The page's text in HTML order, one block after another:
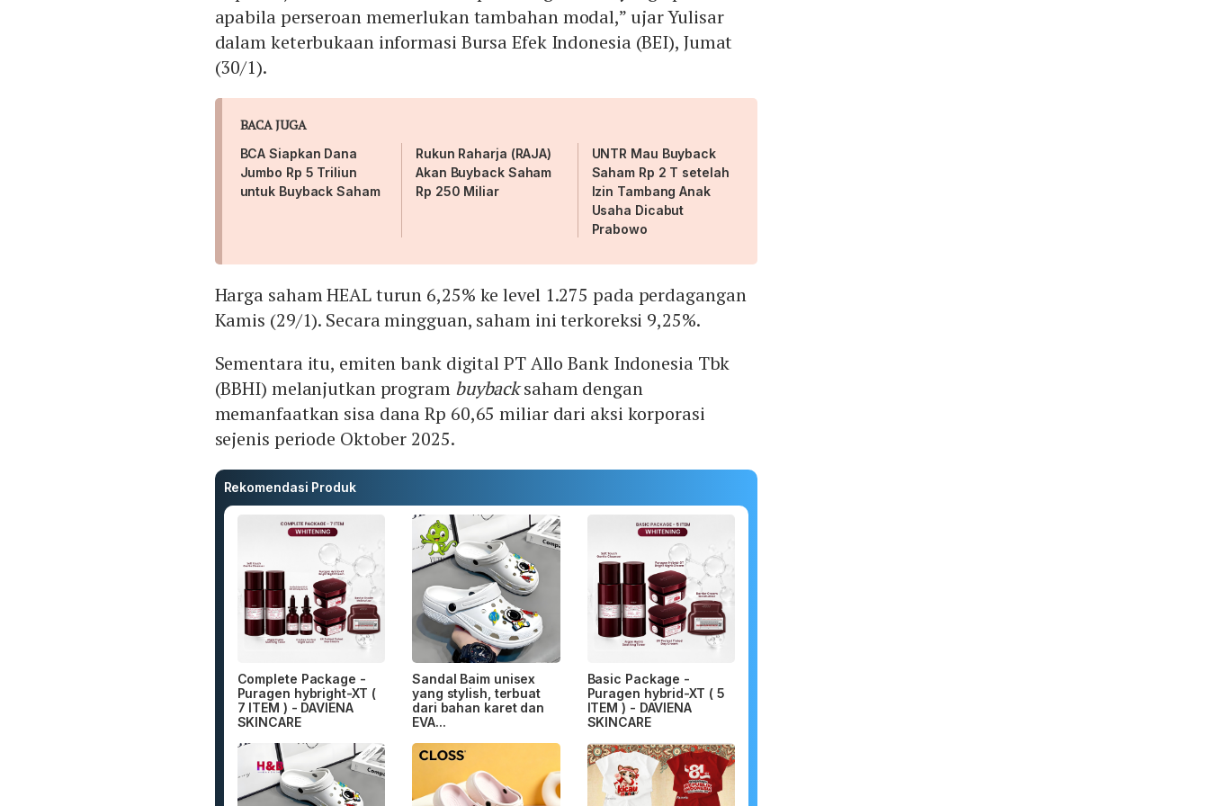
apabila perseroan memerlukan tambahan modal,” ujar Yulisar
dalam keterbukaan informasi Bursa Efek Indonesia (BEI), Jumat
(30/1).
BACA JUGA
BCA Siapkan Dana
Jumbo Rp 5 Triliun
untuk Buyback Saham
Rukun Raharja (RAJA)
Akan Buyback Saham
Rp 250 Miliar
UNTR Mau Buyback
Saham Rp 2 T setelah
Izin Tambang Anak
Usaha Dicabut
Prabowo
Harga saham HEAL turun 6,25% ke level 1.275 pada perdagangan
Kamis (29/1). Secara mingguan, saham ini terkoreksi 9,25%.
Sementara itu, emiten bank digital PT Allo Bank Indonesia Tbk
(BBHI) melanjutkan program buybacksaham dengan
memanfaatkan sisa dana Rp 60,65 miliar dari aksi korporasi
sejenis periode Oktober 2025.
Rekomendasi Produk
Complete Package -
Puragen hybright-XT (
7 ITEM ) - DAVIENA
SKINCARE
Sandal Baim unisex
yang stylish, terbuat
dari bahan karet dan
EVA...
Basic Package -
Puragen hybrid-XT ( 5
ITEM ) - DAVIENA
SKINCARE